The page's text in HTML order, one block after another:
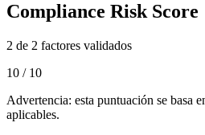
Compliance Risk Score
2 de 2 factores validados
10 / 10
Advertencia: esta puntuación se basa
aplicables.